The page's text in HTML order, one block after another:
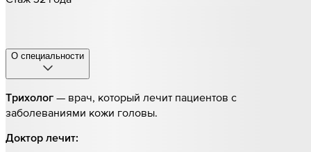
О специальности
Трихолог — врач, который лечит пациентов с
заболеваниями кожи головы.
Доктор лечит: